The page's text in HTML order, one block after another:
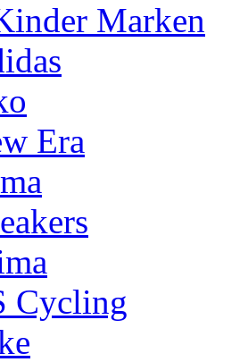
Marken
Era
Cycling